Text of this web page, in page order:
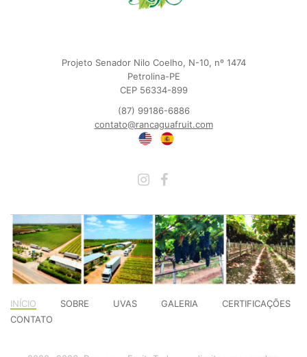
Projeto Senador Nilo Coelho, N-10, nº 1474
Petrolina-PE
CEP 56334-899
(87) 99186-6886
contato@rancaguafruit.com
INÍCIO SOBRE UVAS GALERIA
CERTIFICAÇÕES
CONTATO